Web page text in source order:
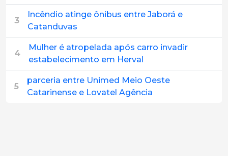
3
Incêndio atinge ônibus entre Jaborá e
Catanduvas
4
Mulher é atropelada após carro invadir
estabelecimento em Herval
5
parceria entre Unimed Meio Oeste
Catarinense e Lovatel Agência